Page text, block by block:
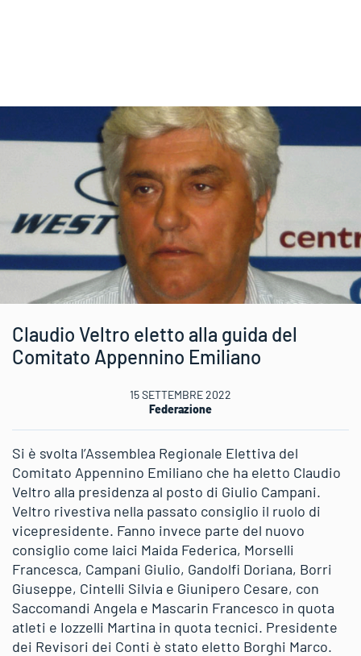
Claudio Veltro eletto alla guida del
Comitato Appennino Emiliano
15 SETTEMBRE 2022
Federazione
Si è svolta l’Assemblea Regionale Elettiva del
Comitato Appennino Emiliano che ha eletto Claudio
Veltro alla presidenza al posto di Giulio Campani.
Veltro rivestiva nella passato consiglio il ruolo di
vicepresidente. Fanno invece parte del nuovo
consiglio come laici Maida Federica, Morselli
Francesca, Campani Giulio, Gandolfi Doriana, Borri
Giuseppe, Cintelli Silvia e Giunipero Cesare, con
Saccomandi Angela e Mascarin Francesco in quota
atleti e Iozzelli Martina in quota tecnici. Presidente
dei Revisori dei Conti è stato eletto Borghi Marco.